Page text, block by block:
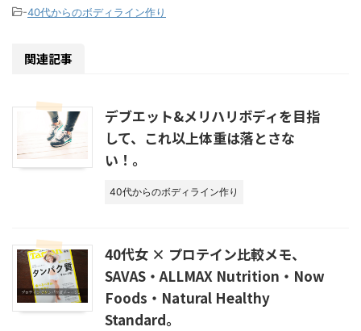
-40代からのボディライン作り
関連記事
デブエット&メリハリボディを目指
して、これ以上体重は落とさな
い！。
40代からのボディライン作り
40代女 × プロテイン比較メモ、
SAVAS・ALLMAX Nutrition・Now
Foods・Natural Healthy
Standard。